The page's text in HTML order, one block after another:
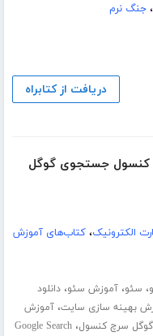
،جنگ نرم
دریافت از کتابراه
کنسول جستجوی گوگل
الکترونیک،کتاب‌های آموزش
، سئو،آموزش سئو،دانلود
بهینه سازی سایت،آموزش
گوگل سرچ کنسول،Google Search